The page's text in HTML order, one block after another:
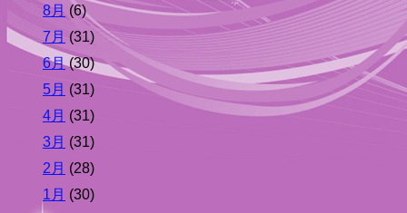
8月 (6)
7月 (31)
6月(30)
5月 (31)
4月 (31)
3月 (31)
2月 (28)
1月 (30)